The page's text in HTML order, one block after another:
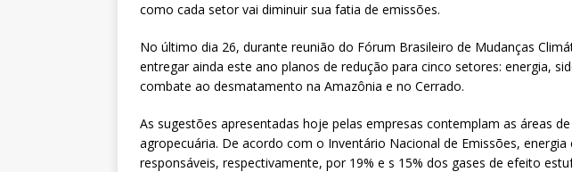
como cada setor vai diminuir sua fatia de emissões.
No último dia 26, durante reunião do Fórum Brasileiro de Mudanças
entregar ainda este ano planos de redução para cinco setores: energia,
combate ao desmatamento na Amazônia e no Cerrado.
As sugestões apresentadas hoje pelas empresas contemplam as áreas
agropecuária. De acordo com o Inventário Nacional de Emissões, energia
responsáveis, respectivamente, por 19% e s 15% dos gases de efeito